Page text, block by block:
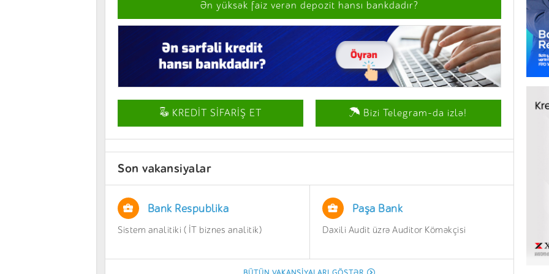
Ən yüksək faiz verən depozit hansı bankdadır?
KREDİT SİFARİŞ ET Bizi Telegram-da izlə!
Son vakansiyalar
Bank Respublika
Sistem analitiki ( İT biznes analitik)
Paşa Bank
Daxili Audit üzrə Auditor Köməkçisi